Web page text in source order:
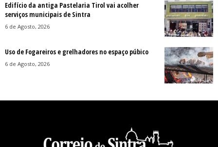
Edifício da antiga Pastelaria Tirol vai acolher
serviços municipais de Sintra
6 de Agosto, 2026
Uso de Fogareiros e grelhadores no espaço púbico
6 de Agosto, 2026